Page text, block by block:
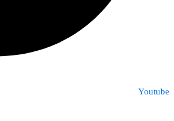
Youtube